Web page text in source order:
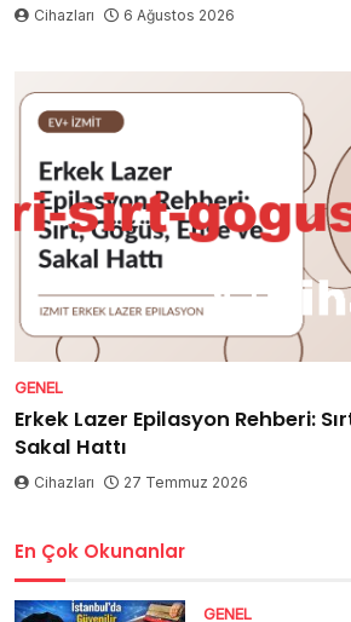
Cihazları 6 Ağustos 2026
GENEL
Erkek Lazer Epilasyon Rehberi:
Sakal Hattı
Cihazları 27 Temmuz 2026
En Çok Okunanlar
GENEL